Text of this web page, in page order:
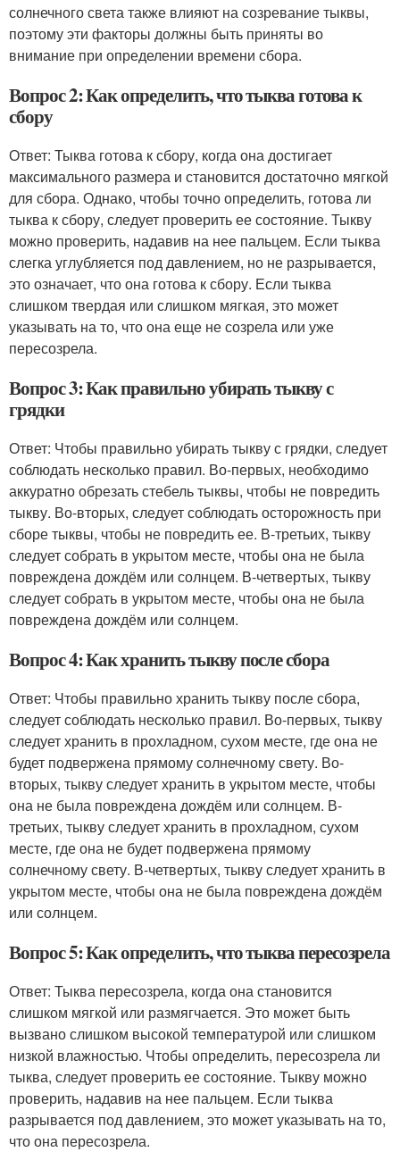
солнечного света также влияют на созревание тыквы,
поэтому эти факторы должны быть приняты во
внимание при определении времени сбора.
Вопрос 2: Как определить, что тыква готова к
сбору
Ответ: Тыква готова к сбору, когда она достигает
максимального размера и становится достаточно мягкой
для сбора. Однако, чтобы точно определить, готова ли
тыква к сбору, следует проверить ее состояние. Тыкву
можно проверить, надавив на нее пальцем. Если тыква
слегка углубляется под давлением, но не разрывается,
это означает, что она готова к сбору. Если тыква
слишком твердая или слишком мягкая, это может
указывать на то, что она еще не созрела или уже
пересозрела.
Вопрос 3: Как правильно убирать тыкву с
грядки
Ответ: Чтобы правильно убирать тыкву с грядки, следует
соблюдать несколько правил. Во-первых, необходимо
аккуратно обрезать стебель тыквы, чтобы не повредить
тыкву. Во-вторых, следует соблюдать осторожность при
сборе тыквы, чтобы не повредить ее. В-третьих, тыкву
следует собрать в укрытом месте, чтобы она не была
повреждена дождём или солнцем. В-четвертых, тыкву
следует собрать в укрытом месте, чтобы она не была
повреждена дождём или солнцем.
Вопрос 4: Как хранить тыкву после сбора
Ответ: Чтобы правильно хранить тыкву после сбора,
следует соблюдать несколько правил. Во-первых, тыкву
следует хранить в прохладном, сухом месте, где она не
будет подвержена прямому солнечному свету. Во-
вторых, тыкву следует хранить в укрытом месте, чтобы
она не была повреждена дождём или солнцем. В-
третьих, тыкву следует хранить в прохладном, сухом
месте, где она не будет подвержена прямому
солнечному свету. В-четвертых, тыкву следует хранить в
укрытом месте, чтобы она не была повреждена дождём
или солнцем.
Вопрос 5: Как определить, что тыква пересозрела
Ответ: Тыква пересозрела, когда она становится
слишком мягкой или размягчается. Это может быть
вызвано слишком высокой температурой или слишком
низкой влажностью. Чтобы определить, пересозрела ли
тыква, следует проверить ее состояние. Тыкву можно
проверить, надавив на нее пальцем. Если тыква
разрывается под давлением, это может указывать на то,
что она пересозрела.